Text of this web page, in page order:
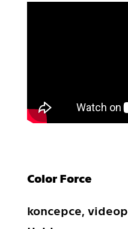
Color Force
koncepce,